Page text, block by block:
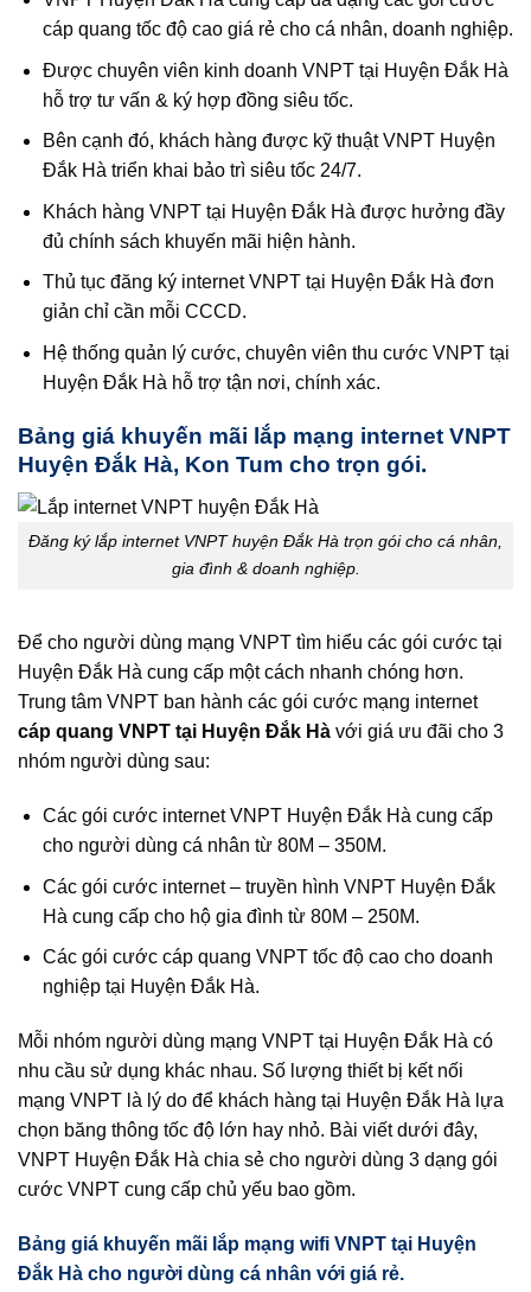
cáp quang tốc độ cao giá rẻ cho cá nhân, doanh nghiệp.
Được chuyên viên kinh doanh VNPT tại Huyện Đắk Hà
hỗ trợ tư vấn & ký hợp đồng siêu tốc.
Bên cạnh đó, khách hàng được kỹ thuật VNPT Huyện
Đắk Hà triển khai bảo trì siêu tốc 24/7.
Khách hàng VNPT tại Huyện Đắk Hà được hưởng đầy
đủ chính sách khuyến mãi hiện hành.
Thủ tục đăng ký internet VNPT tại Huyện Đắk Hà đơn
giản chỉ cần mỗi CCCD.
Hệ thống quản lý cước, chuyên viên thu cước VNPT tại
Huyện Đắk Hà hỗ trợ tận nơi, chính xác.
Bảng giá khuyến mãi lắp mạng internet VNPT
Huyện Đắk Hà, Kon Tum cho trọn gói.
Đăng ký lắp internet VNPT huyện Đắk Hà trọn gói cho cá nhân,
gia đình & doanh nghiệp.
Để cho người dùng mạng VNPT tìm hiểu các gói cước tại
Huyện Đắk Hà cung cấp một cách nhanh chóng hơn.
Trung tâm VNPT ban hành các gói cước mạng internet
cáp quang VNPT tại Huyện Đắk Hà với giá ưu đãi cho 3
nhóm người dùng sau:
Các gói cước internet VNPT Huyện Đắk Hà cung cấp
cho người dùng cá nhân từ 80M – 350M.
Các gói cước internet – truyền hình VNPT Huyện Đắk
Hà cung cấp cho hộ gia đình từ 80M – 250M.
Các gói cước cáp quang VNPT tốc độ cao cho doanh
nghiệp tại Huyện Đắk Hà.
Mỗi nhóm người dùng mạng VNPT tại Huyện Đắk Hà có
nhu cầu sử dụng khác nhau. Số lượng thiết bị kết nối
mạng VNPT là lý do để khách hàng tại Huyện Đắk Hà lựa
chọn băng thông tốc độ lớn hay nhỏ. Bài viết dưới đây,
VNPT Huyện Đắk Hà chia sẻ cho người dùng 3 dạng gói
cước VNPT cung cấp chủ yếu bao gồm.
Bảng giá khuyến mãi lắp mạng wifi VNPT tại Huyện
Đắk Hà cho người dùng cá nhân với giá rẻ.